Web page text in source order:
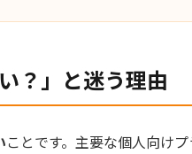
？」と迷う理由
ことです。主要な個人向け